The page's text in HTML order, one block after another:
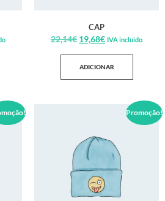
CAP
22,14€ 19,68€ IVA incluido
ADICIONAR
Promoção!